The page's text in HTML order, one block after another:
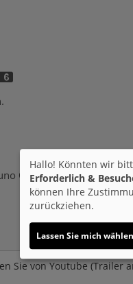
CoulaisGenre: Drama
Sie vonYoutube (Trailer
Hallo! Könnten wir
Erforderlich &
können Ihre
zurückziehen.
Lassen Sie mich wählen